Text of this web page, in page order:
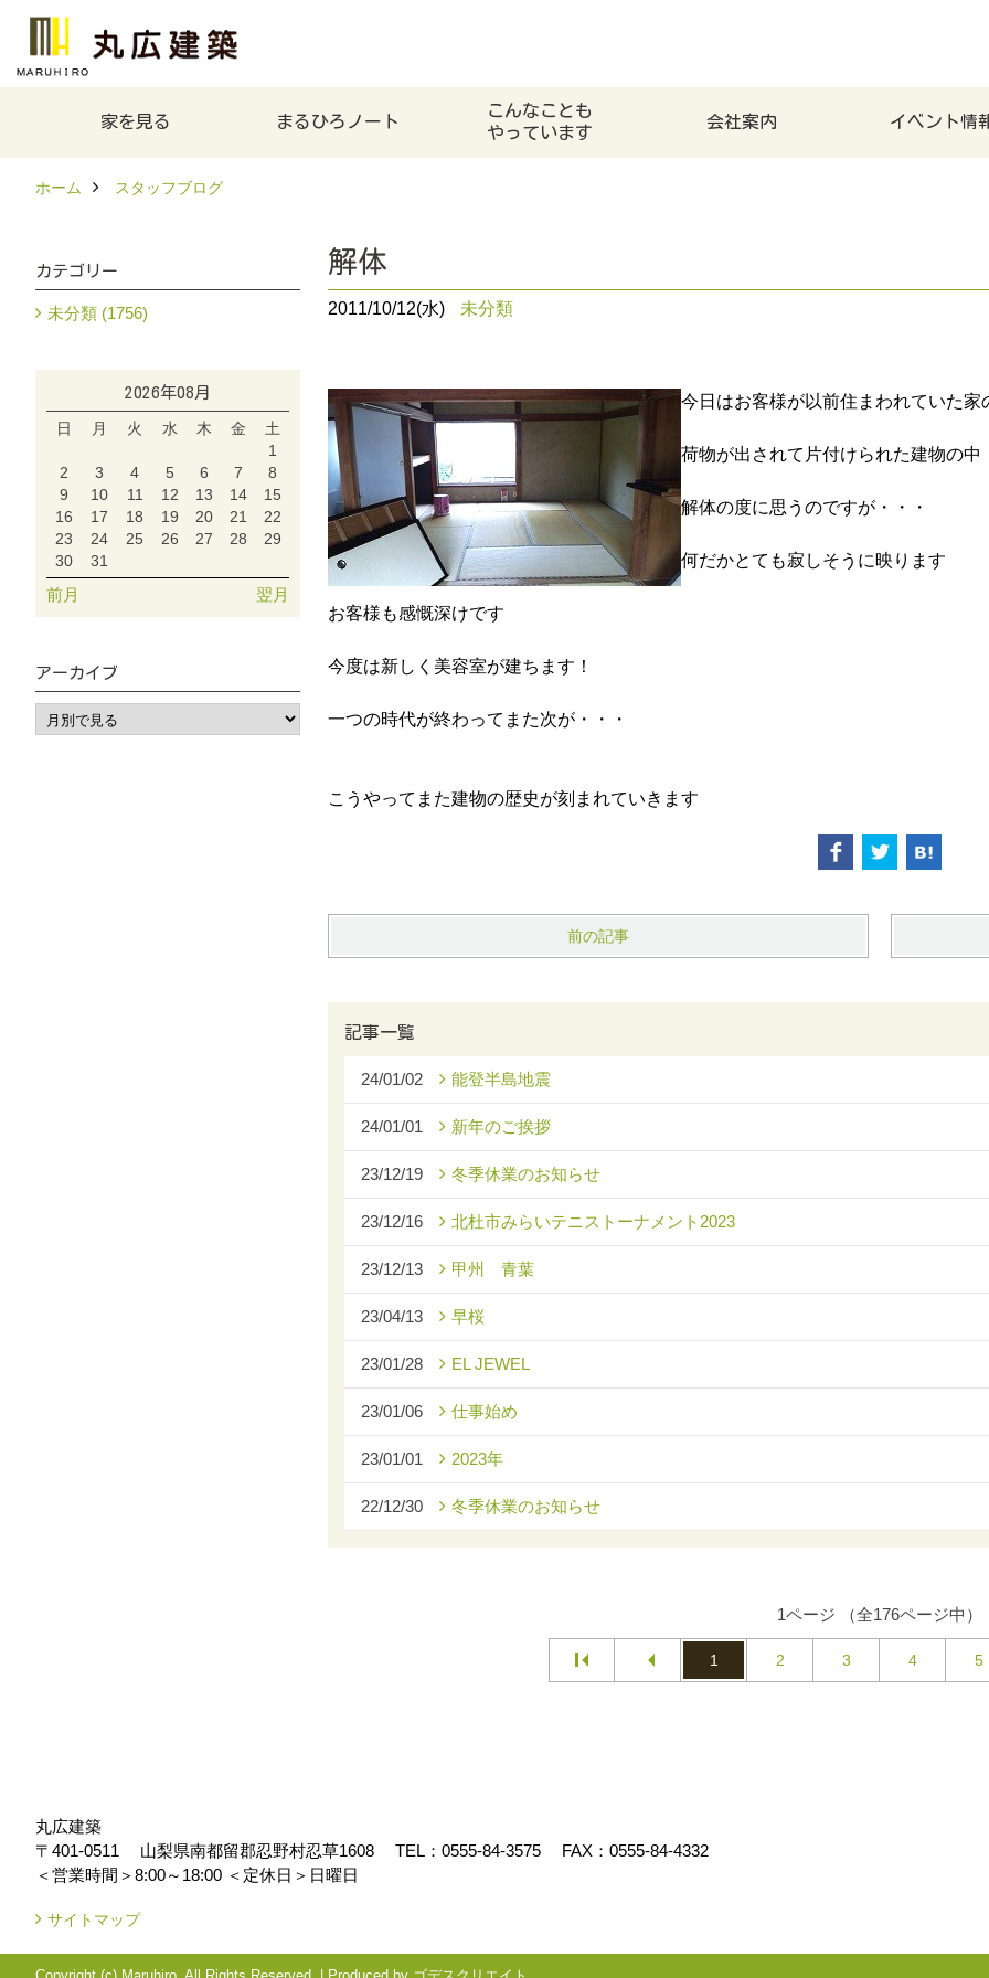
家を見る まるひろノート
こんなことも
やっています
会社案内 イベント情
ホーム スタッフブログ
解体
2011/10/12(水) 未分類
今日はお客様が以前住まわれていた
荷物が出されて片付けられた建物の中
解体の度に思うのですが・・・
何だかとても寂しそうに映ります
お客様も感慨深けです
今度は新しく美容室が建ちます！
一つの時代が終わってまた次が・・・
こうやってまた建物の歴史が刻まれていきます
前の記事
記事一覧
24/01/02 能登半島地震
24/01/01 新年のご挨拶
23/12/19 冬季休業のお知らせ
23/12/16 北杜市みらいテニストーナメント2023
23/12/13 甲州 青葉
23/04/13 早桜
23/01/28 EL JEWEL
23/01/06 仕事始め
23/01/01 2023年
22/12/30 冬季休業のお知らせ
1ページ （全176ページ中）
1 2 3 4 5
カテゴリー
未分類 (1756)
2026年08月
日 月 火 水 木 金
土
1
2
3 4 5 6 7
8
9
10 11 12 13 14
15
16
17 18 19 20 21
22
23
24 25 26 27 28
29
30
31
前月 翌月
アーカイブ
丸広建築
〒401-0511
山梨県南都留郡忍野村忍草1608 TEL： 0555-84-3575
FAX：0555-84-4332
＜営業時間＞8:00～18:00 ＜定休日＞日曜日
サイトマップ